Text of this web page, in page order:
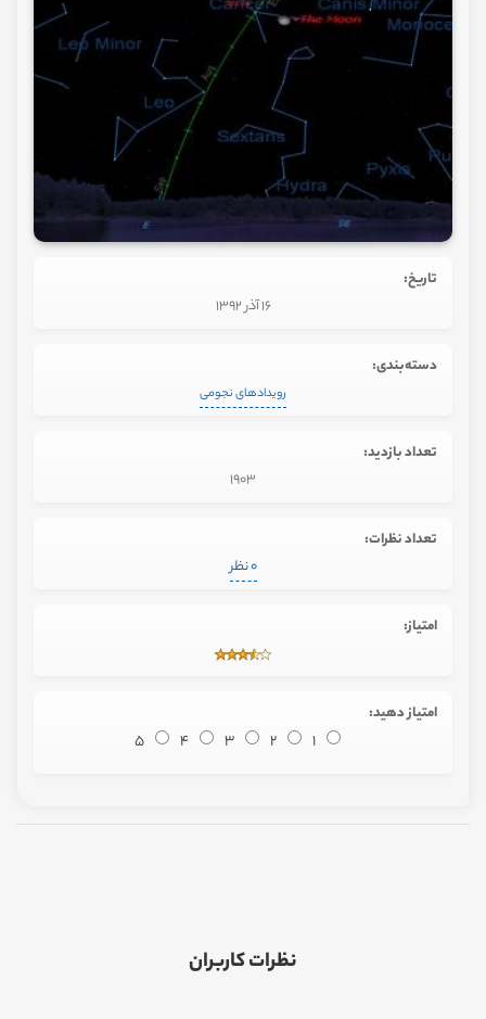
تاریخ:
16 آذر 1392
دسته‌بندی:
رویدادهای نجومی
تعداد بازدید:
1903
تعداد نظرات:
0 نظر
امتیاز:
امتیاز دهید:
1
2
3
4
5
نظرات کاربران